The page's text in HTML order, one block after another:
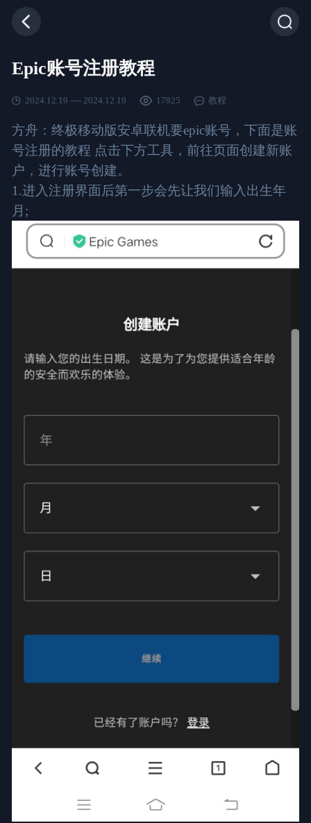
Epic账号注册教程
2024.12.19 ---- 2024.12.19 17925 教程
方舟：终极移动版安卓联机要epic账号，下面是账
号注册的教程 点击下方工具，前往页面创建新账
户，进行账号创建。
1.进入注册界面后第一步会先让我们输入出生年
月;